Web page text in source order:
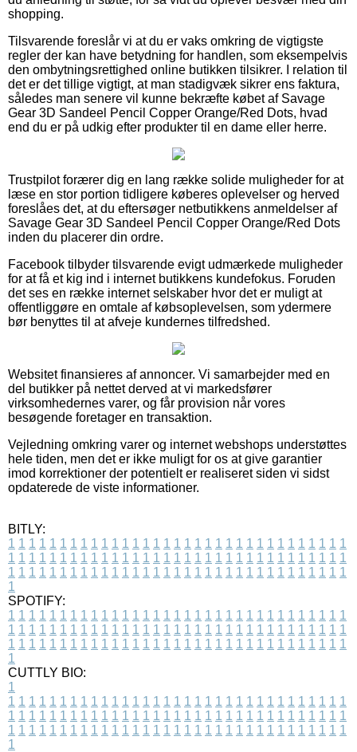
shopping.
Tilsvarende foreslår vi at du er vaks omkring de vigtigste
regler der kan have betydning for handlen, som eksempelvis
den ombytningsrettighed online butikken tilsikrer. I relation til
det er det tillige vigtigt, at man stadigvæk sikrer ens faktura,
således man senere vil kunne bekræfte købet af Savage
Gear 3D Sandeel Pencil Copper Orange/Red Dots, hvad
end du er på udkig efter produkter til en dame eller herre.
Trustpilot forærer dig en lang række solide muligheder for at
læse en stor portion tidligere køberes oplevelser og herved
foreslåes det, at du eftersøger netbutikkens anmeldelser af
Savage Gear 3D Sandeel Pencil Copper Orange/Red Dots
inden du placerer din ordre.
Facebook tilbyder tilsvarende evigt udmærkede muligheder
for at få et kig ind i internet butikkens kundefokus. Foruden
det ses en række internet selskaber hvor det er muligt at
offentliggøre en omtale af købsoplevelsen, som ydermere
bør benyttes til at afveje kundernes tilfredshed.
Websitet finansieres af annoncer. Vi samarbejder med en
del butikker på nettet derved at vi markedsfører
virksomhedernes varer, og får provision når vores
besøgende foretager en transaktion.
Vejledning omkring varer og internet webshops understøttes
hele tiden, men det er ikke muligt for os at give garantier
imod korrektioner der potentielt er realiseret siden vi sidst
opdaterede de viste informationer.
BITLY:
1 1 1 1 1 1 1 1 1 1 1 1 1 1 1 1 1 1 1 1 1 1 1 1 1 1 1 1 1 1 1 1 1
1 1 1 1 1 1 1 1 1 1 1 1 1 1 1 1 1 1 1 1 1 1 1 1 1 1 1 1 1 1 1 1 1
1 1 1 1 1 1 1 1 1 1 1 1 1 1 1 1 1 1 1 1 1 1 1 1 1 1 1 1 1 1 1 1 1
1
SPOTIFY:
1 1 1 1 1 1 1 1 1 1 1 1 1 1 1 1 1 1 1 1 1 1 1 1 1 1 1 1 1 1 1 1 1
1 1 1 1 1 1 1 1 1 1 1 1 1 1 1 1 1 1 1 1 1 1 1 1 1 1 1 1 1 1 1 1 1
1 1 1 1 1 1 1 1 1 1 1 1 1 1 1 1 1 1 1 1 1 1 1 1 1 1 1 1 1 1 1 1 1
1
CUTTLY BIO:
1
1 1 1 1 1 1 1 1 1 1 1 1 1 1 1 1 1 1 1 1 1 1 1 1 1 1 1 1 1 1 1 1 1
1 1 1 1 1 1 1 1 1 1 1 1 1 1 1 1 1 1 1 1 1 1 1 1 1 1 1 1 1 1 1 1 1
1 1 1 1 1 1 1 1 1 1 1 1 1 1 1 1 1 1 1 1 1 1 1 1 1 1 1 1 1 1 1 1 1
1